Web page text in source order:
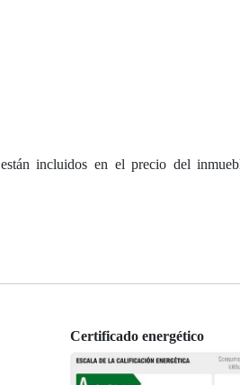
incluidos en el precio del
Certificado energético